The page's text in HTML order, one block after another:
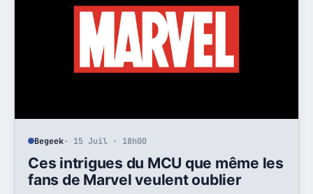
Begeek· 15 Juil · 18h00
Ces intrigues du MCU que même les
fans de Marvel veulent oublier